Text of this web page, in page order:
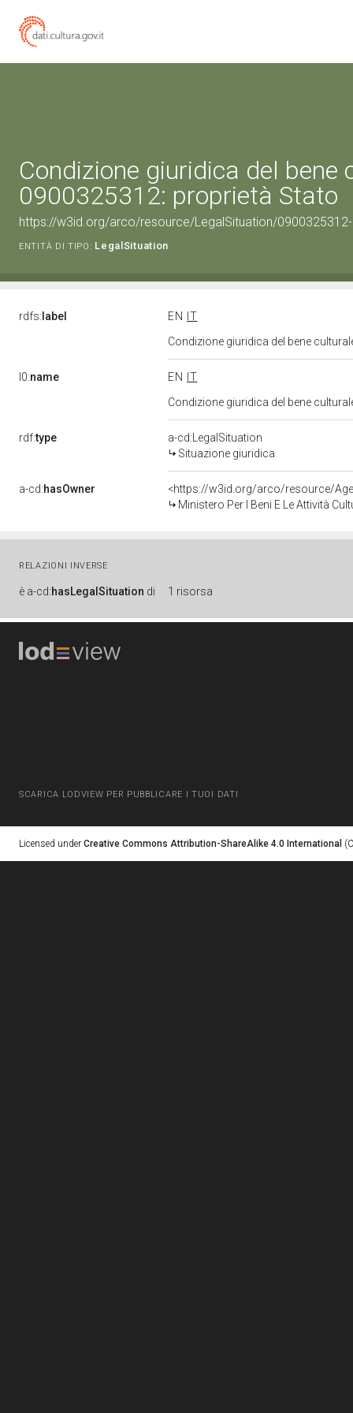
Condizione giuridica del bene
0900325312: proprietà Stato
https://w3id.org/arco/resource/LegalSituation/
ENTITÀ DI TIPO: LegalSituation
rdfs: label EN
IT
Condizione giuridica del bene
l0:name EN
IT
Condizione giuridica del bene
rdf:type
a-cd:LegalSituation
Situazione giuridica
a-cd:hasOwner
<https://w3id.org/arco/resource/
Ministero Per I Beni E Le Attività
RELAZIONI INVERSE
è a-cd:hasLegalSituation di 1 risorsa
SCARICA LODVIEW PER PUBBLICARE I TUOI DATI
Licensed under Creative Commons Attribution-ShareAlike 4.0 International